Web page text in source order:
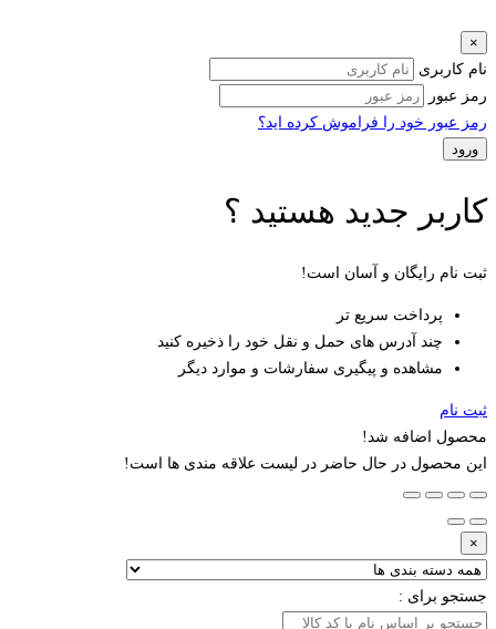
×
نام کاربری
رمز عبور
رمز عبور خود را فراموش کرده اید؟
کاربر جدید هستید ؟
ثبت نام رایگان و آسان است!
پرداخت سریع تر
چند آدرس های حمل و نقل خود را ذخیره کنید
مشاهده و پیگیری سفارشات و موارد دیگر
ثبت نام
محصول اضافه شد!
این محصول در حال حاضر در لیست علاقه مندی ها است!
×
جستجو برای :